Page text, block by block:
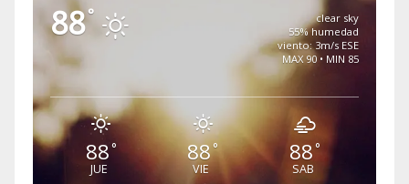
88°
clear sky
55% humedad
viento: 3m/s ESE
MAX 90 • MIN 85
88°
JUE
88°
VIE
88°
SAB